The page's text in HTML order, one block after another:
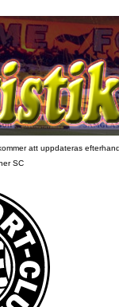
att uppdateras
SC